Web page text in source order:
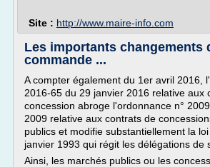
Site : http://www.maire-info.com
Les importants changements
commande ...
A compter également du 1er avril 2016,
2016-65 du 29 janvier 2016 relative aux
concession abroge l'ordonnance n°
2009 relative aux contrats de
publics et modifie substantiellement la
janvier 1993 qui régit les délégations de
Ainsi, les marchés publics ou les